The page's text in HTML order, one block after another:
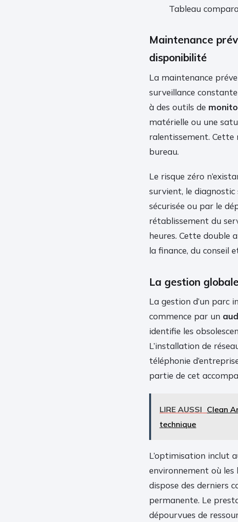
Tableau
Maintenance
disponibilité
La maintenance
surveillance
à des outils de
matérielle ou une
ralentissement. Cette
bureau.
Le risque zéro
survient, le diagnostic
sécurisée ou par le
rétablissement du
heures. Cette double
la finance, du conseil
La gestion
La gestion d’un parc
commence par un
identifie les
L’installation de
téléphonie
partie de cet
LIRE AUSSI Clean
technique
L’optimisation inclut
environnement où les
dispose des derniers
permanente. Le
dépourvues de